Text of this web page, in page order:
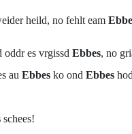
heild, no fehlt eam
oddr es vrgissd Ebbes, no
au Ebbes ko ond Ebbes
schees!